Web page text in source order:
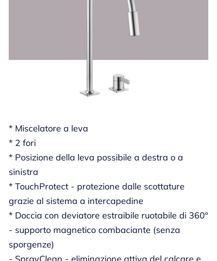
* Miscelatore a leva
* 2 fori
* Posizione della leva possibile a destra o a
sinistra
* TouchProtect - protezione dalle scottature
grazie al sistema a intercapedine
* Doccia con deviatore estraibile ruotabile di 360°
- supporto magnetico combaciante (senza
sporgenze)